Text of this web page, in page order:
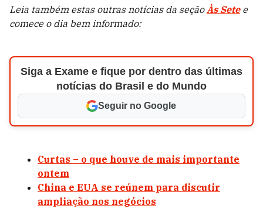
Leia também estas outras notícias da seçãoÀs Setee
comece o dia bem informado:
Siga a Exame e fique por dentro das últimas
notícias do Brasil e do Mundo
Seguir no Google
Curtas – o que houve de mais importante
ontem
China e EUA se reúnem para discutir
ampliação nos negócios